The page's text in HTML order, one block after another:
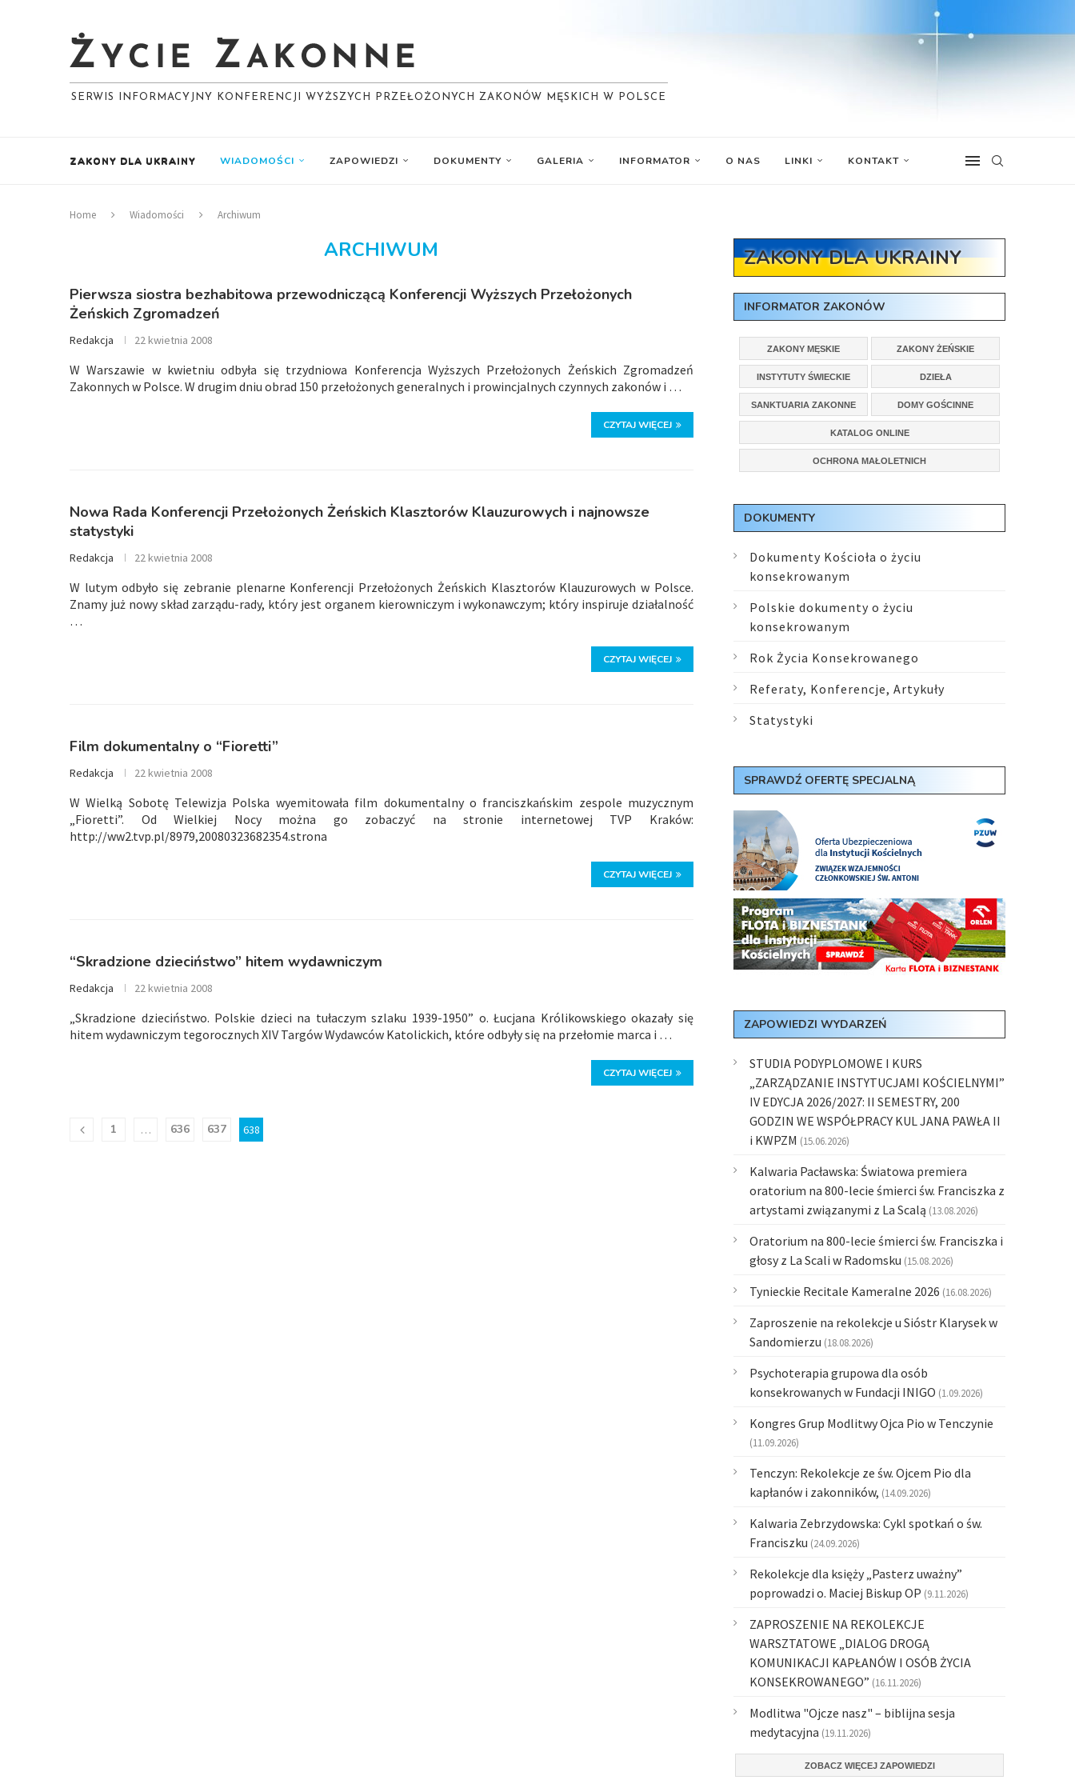
SERWIS INFORMACYJNY KONFERENCJI WYŻSZYCH PRZEŁOŻONYCH ZAKONÓW MĘSKICH W POLSCE
ZAKONY DLA UKRAINY WIADOMOŚCI ZAPOWIEDZI DOKUMENTY GALERIA INFORMATOR O NAS LINKI KONTAKT
Home Wiadomości Archiwum
ARCHIWUM
Pierwsza siostra bezhabitowa przewodniczącą Konferencji Wyższych Przełożonych
Żeńskich Zgromadzeń
Redakcja 22 kwietnia 2008
W Warszawie w kwietniu odbyła się trzydniowa Konferencja Wyższych Przełożonych Żeńskich Zgromadzeń
Zakonnych w Polsce. W drugim dniu obrad 150 przełożonych generalnych i prowincjalnych czynnych zakonów i …
CZYTAJ WIĘCEJ
Nowa Rada Konferencji Przełożonych Żeńskich Klasztorów Klauzurowych i najnowsze
statystyki
Redakcja 22 kwietnia 2008
W lutym odbyło się zebranie plenarne Konferencji Przełożonych Żeńskich Klasztorów Klauzurowych w Polsce.
Znamy już nowy skład zarządu-rady, który jest organem kierowniczym i wykonawczym; który inspiruje działalność
…
CZYTAJ WIĘCEJ
Film dokumentalny o “Fioretti”
Redakcja 22 kwietnia 2008
W Wielką Sobotę Telewizja Polska wyemitowała film dokumentalny o franciszkańskim zespole muzycznym
„Fioretti”. Od Wielkiej Nocy można go zobaczyć na stronie internetowej TVP Kraków:
http://ww2.tvp.pl/8979,20080323682354.strona
CZYTAJ WIĘCEJ
“Skradzione dzieciństwo” hitem wydawniczym
Redakcja 22 kwietnia 2008
„Skradzione dzieciństwo. Polskie dzieci na tułaczym szlaku 1939-1950” o. Łucjana Królikowskiego okazały się
hitem wydawniczym tegorocznych XIV Targów Wydawców Katolickich, które odbyły się na przełomie marca i …
CZYTAJ WIĘCEJ
1 … 636 637 638
ZAKONY DLA UKRAINY
INFORMATOR ZAKONÓW
ZAKONY MĘSKIE ZAKONY ŻEŃSKIE
INSTYTUTY ŚWIECKIE DZIEŁA
SANKTUARIA ZAKONNE DOMY GOŚCINNE
KATALOG ONLINE
OCHRONA MAŁOLETNICH
DOKUMENTY
Dokumenty Kościoła o życiu
konsekrowanym
Polskie dokumenty o życiu
konsekrowanym
Rok Życia Konsekrowanego
Referaty, Konferencje, Artykuły
Statystyki
SPRAWDŹ OFERTĘ SPECJALNĄ
ZAPOWIEDZI WYDARZEŃ
STUDIA PODYPLOMOWE I KURS
„ZARZĄDZANIE INSTYTUCJAMI KOŚCIELNYMI”
IV EDYCJA 2026/2027: II SEMESTRY, 200
GODZIN WE WSPÓŁPRACY KUL JANA PAWŁA II
i KWPZM (15.06.2026)
Kalwaria Pacławska: Światowa premiera
oratorium na 800-lecie śmierci św. Franciszka z
artystami związanymi z La Scalą (13.08.2026)
Oratorium na 800-lecie śmierci św. Franciszka i
głosy z La Scali w Radomsku (15.08.2026)
Tynieckie Recitale Kameralne 2026 (16.08.2026)
Zaproszenie na rekolekcje u Sióstr Klarysek w
Sandomierzu (18.08.2026)
Psychoterapia grupowa dla osób
konsekrowanych w Fundacji INIGO (1.09.2026)
Kongres Grup Modlitwy Ojca Pio w Tenczynie
(11.09.2026)
Tenczyn: Rekolekcje ze św. Ojcem Pio dla
kapłanów i zakonników, (14.09.2026)
Kalwaria Zebrzydowska: Cykl spotkań o św.
Franciszku (24.09.2026)
Rekolekcje dla księży „Pasterz uważny”
poprowadzi o. Maciej Biskup OP (9.11.2026)
ZAPROSZENIE NA REKOLEKCJE
WARSZTATOWE „DIALOG DROGĄ
KOMUNIKACJI KAPŁANÓW I OSÓB ŻYCIA
KONSEKROWANEGO” (16.11.2026)
Modlitwa "Ojcze nasz" – biblijna sesja
medytacyjna (19.11.2026)
ZOBACZ WIĘCEJ ZAPOWIEDZI